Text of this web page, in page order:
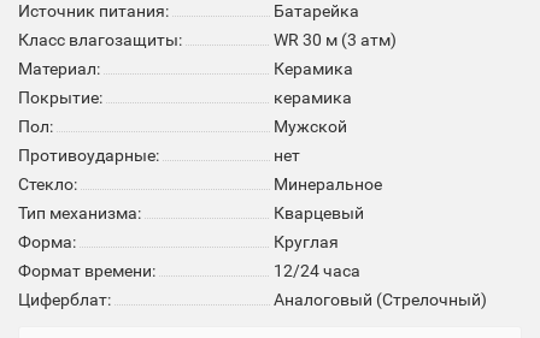
Источник питания:
Батарейка
Класс влагозащиты:
WR 30 м (3 атм)
Материал:
Керамика
Покрытие:
керамика
Пол:
Мужской
Противоударные:
нет
Стекло:
Минеральное
Тип механизма:
Кварцевый
Форма:
Круглая
Формат времени:
12/24 часа
Циферблат:
Аналоговый (Стрелочный)